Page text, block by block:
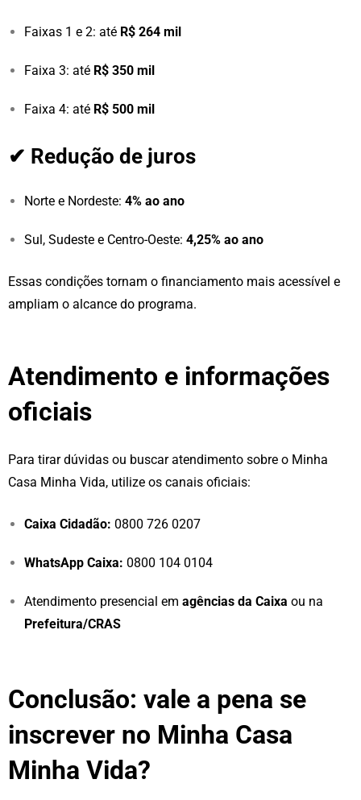
Faixas 1 e 2: até R$ 264 mil
Faixa 3: até R$ 350 mil
Faixa 4: até R$ 500 mil
✔ Redução de juros
Norte e Nordeste: 4% ao ano
Sul, Sudeste e Centro-Oeste: 4,25% ao ano
Essas condições tornam o financiamento mais acessível e
ampliam o alcance do programa.
Atendimento e informações
oficiais
Para tirar dúvidas ou buscar atendimento sobre o Minha
Casa Minha Vida, utilize os canais oficiais:
Caixa Cidadão: 0800 726 0207
WhatsApp Caixa: 0800 104 0104
Atendimento presencial em agências da Caixa ou na
Prefeitura/CRAS
Conclusão: vale a pena se
inscrever no Minha Casa
Minha Vida?